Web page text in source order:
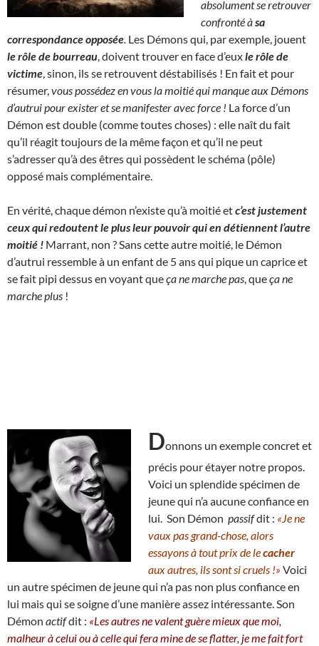
absolument se retrouver
confronté àsa
correspondance opposée Les Démons qui, par exemple, jouent
le rôle de bourreau , doivent trouver en face d’euxle rôle de
victime , sinon, ils se retrouvent déstabilisés ! En fait et pour
résumer, vous possédez en vous la moitié qui manque aux Démons
d’autrui pour exister et se manifester avec force ! La force d’un
Démon est double (comme toutes choses) : elle naît du fait
qu’il réagit toujours de la même façon et qu’il ne peut
s’adresser qu’à des êtres qui possèdent le schéma (pôle)
opposé mais complémentaire.
En vérité, chaque démon n’existe qu’à moitié etc’est justement
ceux qui redoutent le plus leur pouvoir qui en détiennent l’autre
moitié ! Marrant, non ? Sans cette autre moitié, le Démon
d’autrui ressemble à un enfant de 5 ans qui pique un caprice et
se fait pipi dessus en voyant queça ne marche pas , queça ne
marche plus !
Donnons un exemple concret et
précis pour étayer notre propos.
Voici un splendide spécimen de
jeune qui n’a aucune confiance en
lui. Son Démon passifdit : «Je ne
vaux pas grand-chose, alors
essayons à tout prix de lecacher
aux autres, ils sont si cruels !» Voici
un autre spécimen de jeune qui n’a pas non plus confiance en
lui mais qui se soigne d’une manière assez intéressante. Son
Démon actifdit : «Les autres ne valent guère mieux que moi,
malheur à celui ou à celle qui fera mine de se flatter, je me fait fort